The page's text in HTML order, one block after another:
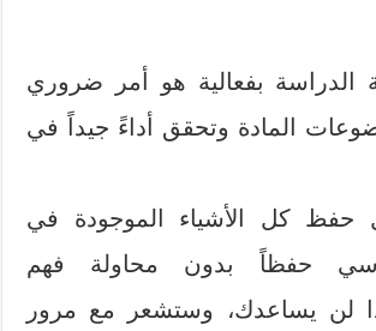
الدراسة بفعالية هو أمر ضروري
المادة وتحقق أداءً جيداً في
حفظ كل الأشياء الموجودة في
حفظاً بدون محاولة فهم
لن يساعدك، وستشعر مع مرور